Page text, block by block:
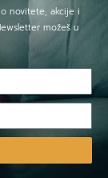
novitete, akcije i
možeš u